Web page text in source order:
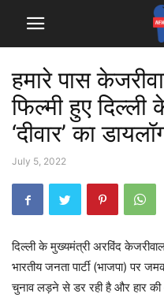
हमारे पास
फिल्मी हुए
‘दीवार’ का
July 5, 2022
दिल्ली के मुख्यमंत्री अरविंद
भारतीय जनता पार्टी (भाजपा) पर
चुनाव लड़ने से डर रही है और हार